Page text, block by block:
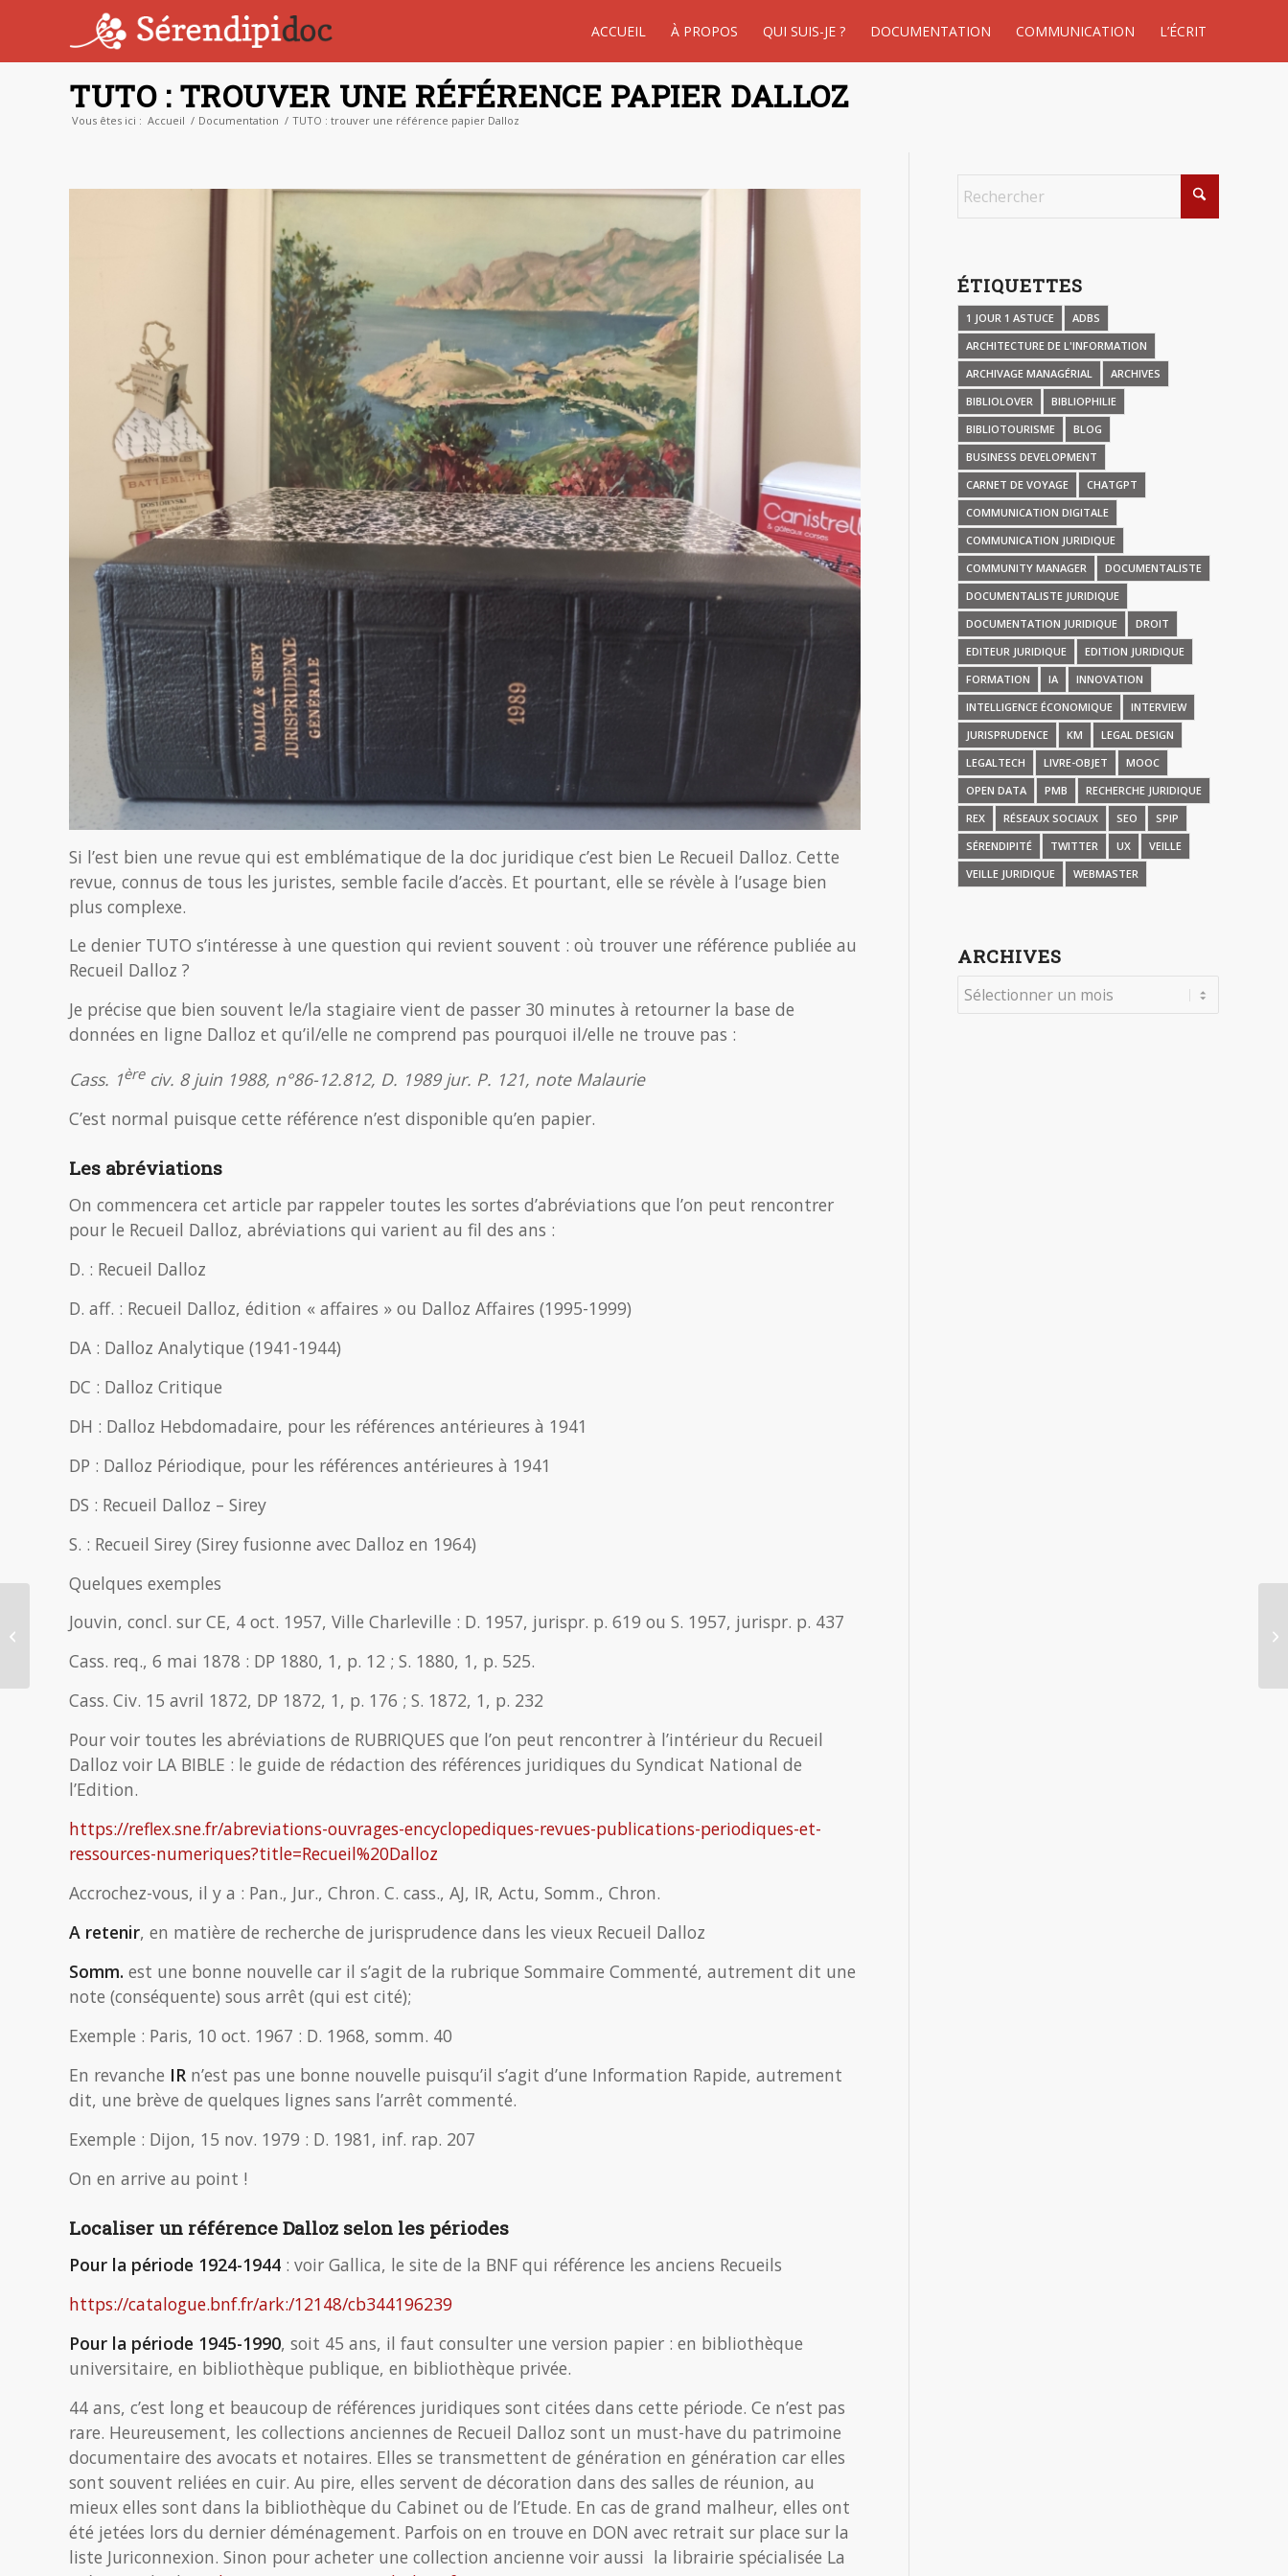
ACCUEIL À PROPOS QUI SUIS-JE ? DOCUMENTATION COMMUNICATION L’ÉCRIT
TUTO : TROUVER UNE RÉFÉRENCE PAPIER DALLOZ
Vous êtes ici : Accueil / Documentation / TUTO : trouver une référence papier Dalloz
Si l’est bien une revue qui est emblématique de la doc juridique c’est bien Le Recueil Dalloz. Cette
revue, connus de tous les juristes, semble facile d’accès. Et pourtant, elle se révèle à l’usage bien
plus complexe.
Le denier TUTO s’intéresse à une question qui revient souvent : où trouver une référence publiée au
Recueil Dalloz ?
Je précise que bien souvent le/la stagiaire vient de passer 30 minutes à retourner la base de
données en ligne Dalloz et qu’il/elle ne comprend pas pourquoi il/elle ne trouve pas :
Cass. 1èreciv. 8 juin 1988, n°86-12.812, D. 1989 jur. P. 121, note Malaurie
C’est normal puisque cette référence n’est disponible qu’en papier.
Les abréviations
On commencera cet article par rappeler toutes les sortes d’abréviations que l’on peut rencontrer
pour le Recueil Dalloz, abréviations qui varient au fil des ans :
D. : Recueil Dalloz
D. aff. : Recueil Dalloz, édition « affaires » ou Dalloz Affaires (1995-1999)
DA : Dalloz Analytique (1941-1944)
DC : Dalloz Critique
DH : Dalloz Hebdomadaire, pour les références antérieures à 1941
DP : Dalloz Périodique, pour les références antérieures à 1941
DS : Recueil Dalloz – Sirey
S. : Recueil Sirey (Sirey fusionne avec Dalloz en 1964)
Quelques exemples
Jouvin, concl. sur CE, 4 oct. 1957, Ville Charleville : D. 1957, jurispr. p. 619 ou S. 1957, jurispr. p. 437
Cass. req., 6 mai 1878 : DP 1880, 1, p. 12 ; S. 1880, 1, p. 525.
Cass. Civ. 15 avril 1872, DP 1872, 1, p. 176 ; S. 1872, 1, p. 232
Pour voir toutes les abréviations de RUBRIQUES que l’on peut rencontrer à l’intérieur du Recueil
Dalloz voir LA BIBLE : le guide de rédaction des références juridiques du Syndicat National de
l’Edition.
https://reflex.sne.fr/abreviations-ouvrages-encyclopediques-revues-publications-periodiques-et-
ressources-numeriques?title=Recueil%20Dalloz
Accrochez-vous, il y a : Pan., Jur., Chron. C. cass., AJ, IR, Actu, Somm., Chron.
A retenir, en matière de recherche de jurisprudence dans les vieux Recueil Dalloz
Somm. est une bonne nouvelle car il s’agit de la rubrique Sommaire Commenté, autrement dit une
note (conséquente) sous arrêt (qui est cité);
Exemple : Paris, 10 oct. 1967 : D. 1968, somm. 40
En revanche IR n’est pas une bonne nouvelle puisqu’il s’agit d’une Information Rapide, autrement
dit, une brève de quelques lignes sans l’arrêt commenté.
Exemple : Dijon, 15 nov. 1979 : D. 1981, inf. rap. 207
On en arrive au point !
Localiser un référence Dalloz selon les périodes
Pour la période 1924-1944 : voir Gallica, le site de la BNF qui référence les anciens Recueils
https://catalogue.bnf.fr/ark:/12148/cb344196239
Pour la période 1945-1990, soit 45 ans, il faut consulter une version papier : en bibliothèque
universitaire, en bibliothèque publique, en bibliothèque privée.
44 ans, c’est long et beaucoup de références juridiques sont citées dans cette période. Ce n’est pas
rare. Heureusement, les collections anciennes de Recueil Dalloz sont un must-have du patrimoine
documentaire des avocats et notaires. Elles se transmettent de génération en génération car elles
sont souvent reliées en cuir. Au pire, elles servent de décoration dans des salles de réunion, au
mieux elles sont dans la bibliothèque du Cabinet ou de l’Etude. En cas de grand malheur, elles ont
été jetées lors du dernier déménagement. Parfois on en trouve en DON avec retrait sur place sur la
liste Juriconnexion. Sinon pour acheter une collection ancienne voir aussi la librairie spécialisée La
ÉTIQUETTES
1 JOUR 1 ASTUCE
ADBS
ARCHITECTURE DE L'INFORMATION
ARCHIVAGE MANAGÉRIAL
ARCHIVES
BIBLIOLOVER
BIBLIOPHILIE
BIBLIOTOURISME
BLOG
BUSINESS DEVELOPMENT
CARNET DE VOYAGE
CHATGPT
COMMUNICATION DIGITALE
COMMUNICATION JURIDIQUE
COMMUNITY MANAGER
DOCUMENTALISTE
DOCUMENTALISTE JURIDIQUE
DOCUMENTATION JURIDIQUE
DROIT
EDITEUR JURIDIQUE
EDITION JURIDIQUE
FORMATION
IA
INNOVATION
INTELLIGENCE ÉCONOMIQUE
INTERVIEW
JURISPRUDENCE
KM
LEGAL DESIGN
LEGALTECH
LIVRE-OBJET
MOOC
OPEN DATA
PMB
RECHERCHE JURIDIQUE
REX
RÉSEAUX SOCIAUX SEO
SPIP
SÉRENDIPITÉ
TWITTER UX
VEILLE
VEILLE JURIDIQUE
WEBMASTER
ARCHIVES
Avocats et LinkedIn